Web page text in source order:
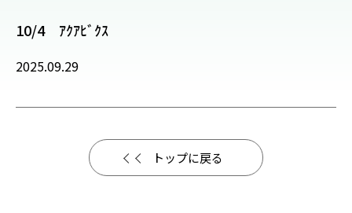
10/4 ｱｸｱﾋﾞｸｽ
2025.09.29
トップに戻る